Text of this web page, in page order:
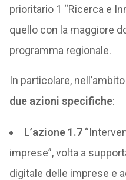
prioritario 1 “Ricerca e
quello con la maggiore
programma regionale.
In particolare,
due azioni specifiche:
L’azione 1.7
imprese”, volta a
digitale delle imprese e